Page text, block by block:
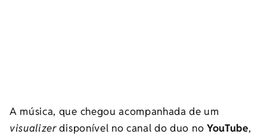
A música, que chegou acompanhada de um
visualizerdisponível no canal do duo no YouTube,